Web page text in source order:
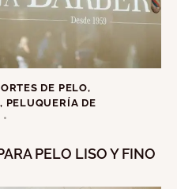
DE PELO,
, PELUQUERÍA DE
PELO LISO Y FINO